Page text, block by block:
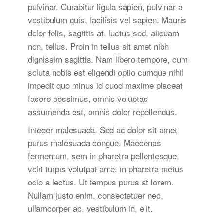
pulvinar. Curabitur ligula sapien, pulvinar a
vestibulum quis, facilisis vel sapien. Mauris
dolor felis, sagittis at, luctus sed, aliquam
non, tellus. Proin in tellus sit amet nibh
dignissim sagittis. Nam libero tempore, cum
soluta nobis est eligendi optio cumque nihil
impedit quo minus id quod maxime placeat
facere possimus, omnis voluptas
assumenda est, omnis dolor repellendus.
Integer malesuada. Sed ac dolor sit amet
purus malesuada congue. Maecenas
fermentum, sem in pharetra pellentesque,
velit turpis volutpat ante, in pharetra metus
odio a lectus. Ut tempus purus at lorem.
Nullam justo enim, consectetuer nec,
ullamcorper ac, vestibulum in, elit.